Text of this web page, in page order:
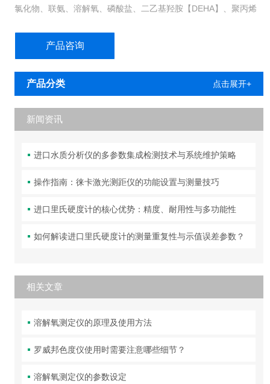
氯化物、联氨、溶解氧、磷酸盐、二乙基羟胺【DEHA】、聚丙烯
产品咨询
产品分类 点击展开+
新闻资讯
进口水质分析仪的多参数集成检测技术与系统维护策略
操作指南：徕卡激光测距仪的功能设置与测量技巧
进口里氏硬度计的核心优势：精度、耐用性与多功能性
如何解读进口里氏硬度计的测量重复性与示值误差参数？
相关文章
溶解氧测定仪的原理及使用方法
罗威邦色度仪使用时需要注意哪些细节？
溶解氧测定仪的参数设定